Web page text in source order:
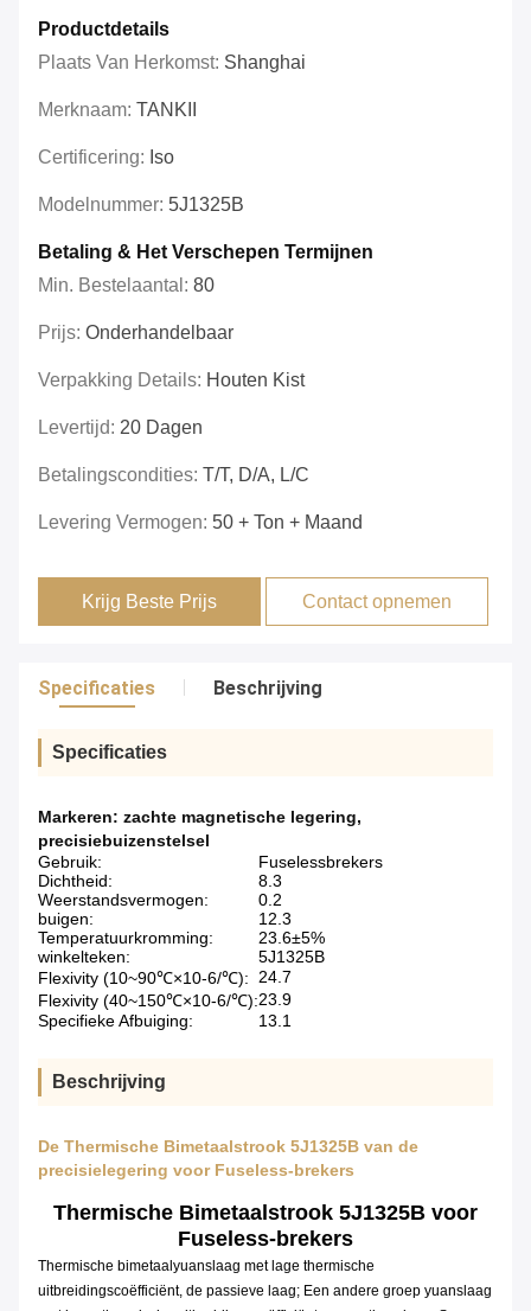
Productdetails
Plaats Van Herkomst: Shanghai
Merknaam: TANKII
Certificering: Iso
Modelnummer: 5J1325B
Betaling & Het Verschepen Termijnen
Min. Bestelaantal: 80
Prijs: Onderhandelbaar
Verpakking Details: Houten Kist
Levertijd: 20 Dagen
Betalingscondities: T/T, D/A, L/C
Levering Vermogen: 50 + Ton + Maand
Krijg Beste Prijs Contact opnemen
Specificaties Beschrijving
Specificaties
Markeren: zachte magnetische legering,
precisiebuizenstelsel
Gebruik:
Fuselessbrekers
Dichtheid:
8.3
Weerstandsvermogen:
0.2
buigen:
12.3
Temperatuurkromming:
23.6±5%
winkelteken:
5J1325B
Flexivity (10~90℃×10-6/℃): 24.7
Flexivity (40~150℃×10-6/℃):23.9
Specifieke Afbuiging:
13.1
Beschrijving
De Thermische Bimetaalstrook 5J1325B van de
precisielegering voor Fuseless-brekers
Thermische Bimetaalstrook 5J1325B voor
Fuseless-brekers
Thermische bimetaalyuanslaag met lage thermische
uitbreidingscoëfficiënt, de passieve laag; Een andere groep yuanslaag